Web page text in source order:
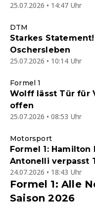
25.07.2026 • 14:47 Uhr
DTM
Starkes
Oschersleben
25.07.2026 • 10:14 Uhr
Formel 1
Wolff lässt Tür für
offen
25.07.2026 • 08:53 Uhr
Motorsport
Formel 1:
Antonelli verpasst
24.07.2026 • 18:43 Uhr
Formel 1: Alle
Saison 2026